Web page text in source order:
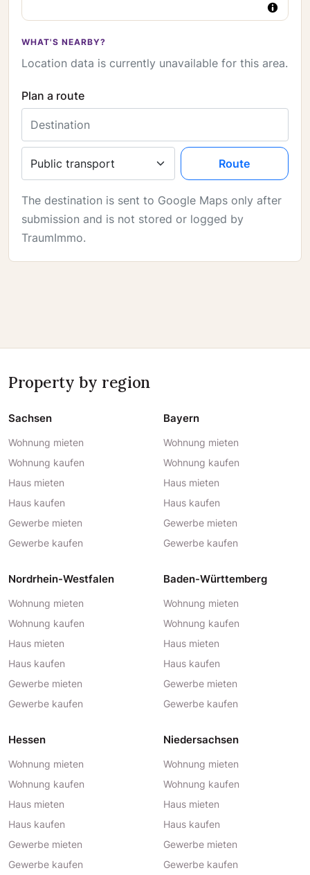
WHAT'S NEARBY?
Location data is currently unavailable for this area.
Plan a route
Route
The destination is sent to Google Maps only after
submission and is not stored or logged by
TraumImmo.
Property by region
Sachsen
Wohnung mieten
Wohnung kaufen
Haus mieten
Haus kaufen
Gewerbe mieten
Gewerbe kaufen
Bayern
Wohnung mieten
Wohnung kaufen
Haus mieten
Haus kaufen
Gewerbe mieten
Gewerbe kaufen
Nordrhein-Westfalen
Wohnung mieten
Wohnung kaufen
Haus mieten
Haus kaufen
Gewerbe mieten
Gewerbe kaufen
Baden-Württemberg
Wohnung mieten
Wohnung kaufen
Haus mieten
Haus kaufen
Gewerbe mieten
Gewerbe kaufen
Hessen
Wohnung mieten
Wohnung kaufen
Haus mieten
Haus kaufen
Gewerbe mieten
Gewerbe kaufen
Niedersachsen
Wohnung mieten
Wohnung kaufen
Haus mieten
Haus kaufen
Gewerbe mieten
Gewerbe kaufen